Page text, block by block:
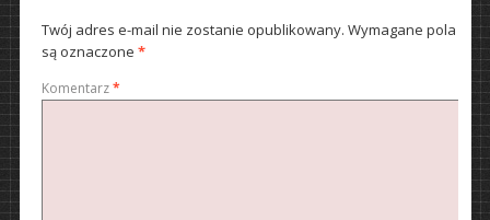
Twój adres e-mail nie zostanie opublikowany. Wymagane pola
są oznaczone *
Komentarz*